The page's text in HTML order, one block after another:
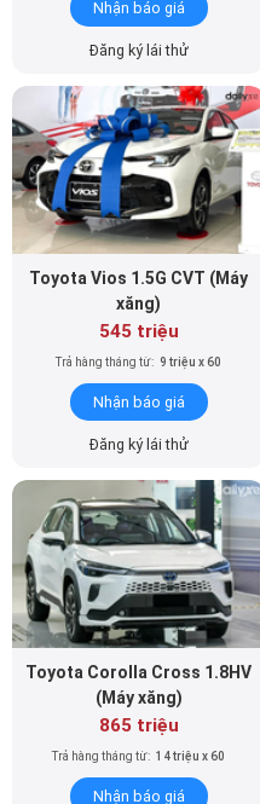
Nhận báo giá
Đăng ký lái thử
Toyota Vios 1.5G CVT (Máy
xăng)
545 triệu
Trả hàng tháng từ: 9 triệu x 60
Nhận báo giá
Đăng ký lái thử
Toyota Corolla Cross 1.8HV
(Máy xăng)
865 triệu
Trả hàng tháng từ: 14 triệu x 60
Nhận báo giá